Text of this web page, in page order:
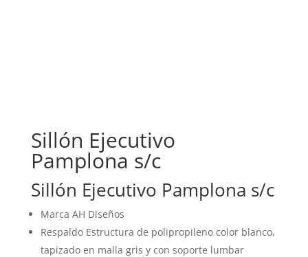
Sillón Ejecutivo
Pamplona s/c
Sillón Ejecutivo Pamplona s/c
Marca AH Diseños
Respaldo Estructura de polipropileno color blanco,
tapizado en malla gris y con soporte lumbar